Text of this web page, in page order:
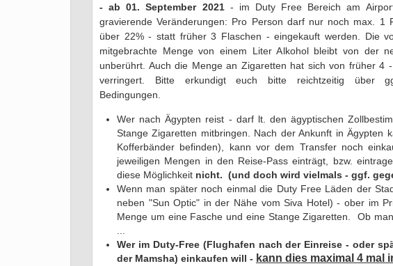
- ab 01. September 2021- im Duty Free Bereich am
gravierende Veränderungen: Pro Person darf nur noch max. 1
über 22% - statt früher 3 Flaschen - eingekauft werden. Die
mitgebrachte Menge von einem Liter Alkohol bleibt von der
unberührt. Auch die Menge an Zigaretten hat sich von früher 4
verringert. Bitte erkundigt euch bitte reichtzeitig über
Bedingungen.
Wer nach Ägypten reist - darf lt. den ägyptischen
Stange Zigaretten mitbringen. Nach der Ankunft in Ägypten
Kofferbänder befinden), kann vor dem Transfer noch
jeweiligen Mengen in den Reise-Pass einträgt, bzw.
diese Möglichkeit nicht. (und doch wird vielmals - ggf.
Wenn man später noch einmal die Duty Free Läden der
neben "Sun Optic" in der Nähe vom Siva Hotel) - ober im
Menge um eine Fasche und eine Stange Zigaretten. Ob
Wer im Duty-Free (Flughafen nach der Einreise -oder
der Mamsha) einkaufen will - kann dies maximal 4 mal